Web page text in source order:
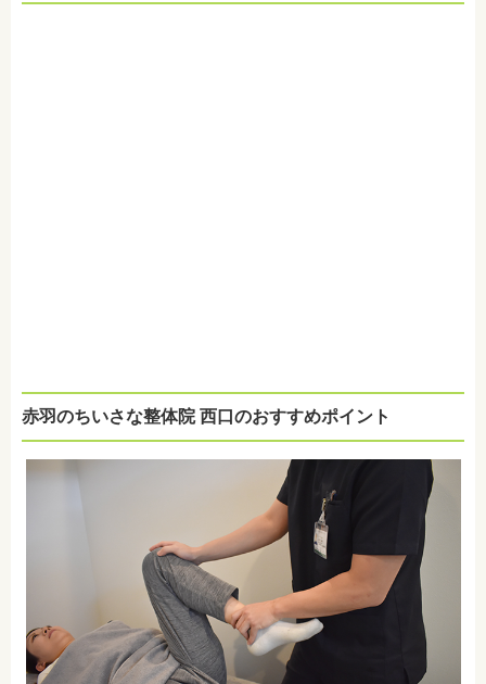
赤羽のちいさな整体院 西口のおすすめポイント